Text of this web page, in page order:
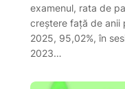
examenul, rata de
creștere față de anii
2025, 95,02%, în
2023…